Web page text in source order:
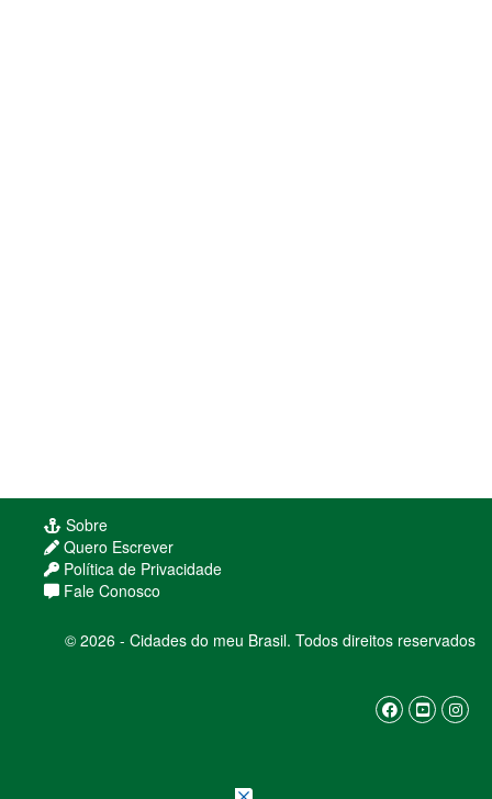
Sobre
Quero Escrever
Política de Privacidade
Fale Conosco
© 2026 - Cidades do meu Brasil. Todos direitos reservados